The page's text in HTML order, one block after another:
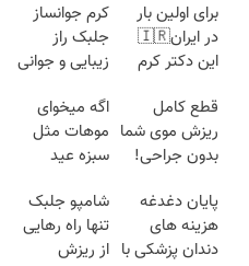
برای اولین بار
در ایران🇮🇷
این دکتر کرم
روزه ساخت!
کرم جوانساز
جلبک راز
زیبایی و جوانی
قطع کامل
ریزش موی شما
بدون جراحی!
تضمین کیفیت
اگه میخوای
موهات مثل
سبزه عید
شامپو جلبک
بزن
پایان دغدغه
هزینه های
دندان پزشکی با
شامپو جلبک
تنها راه رهایی
از ریزش